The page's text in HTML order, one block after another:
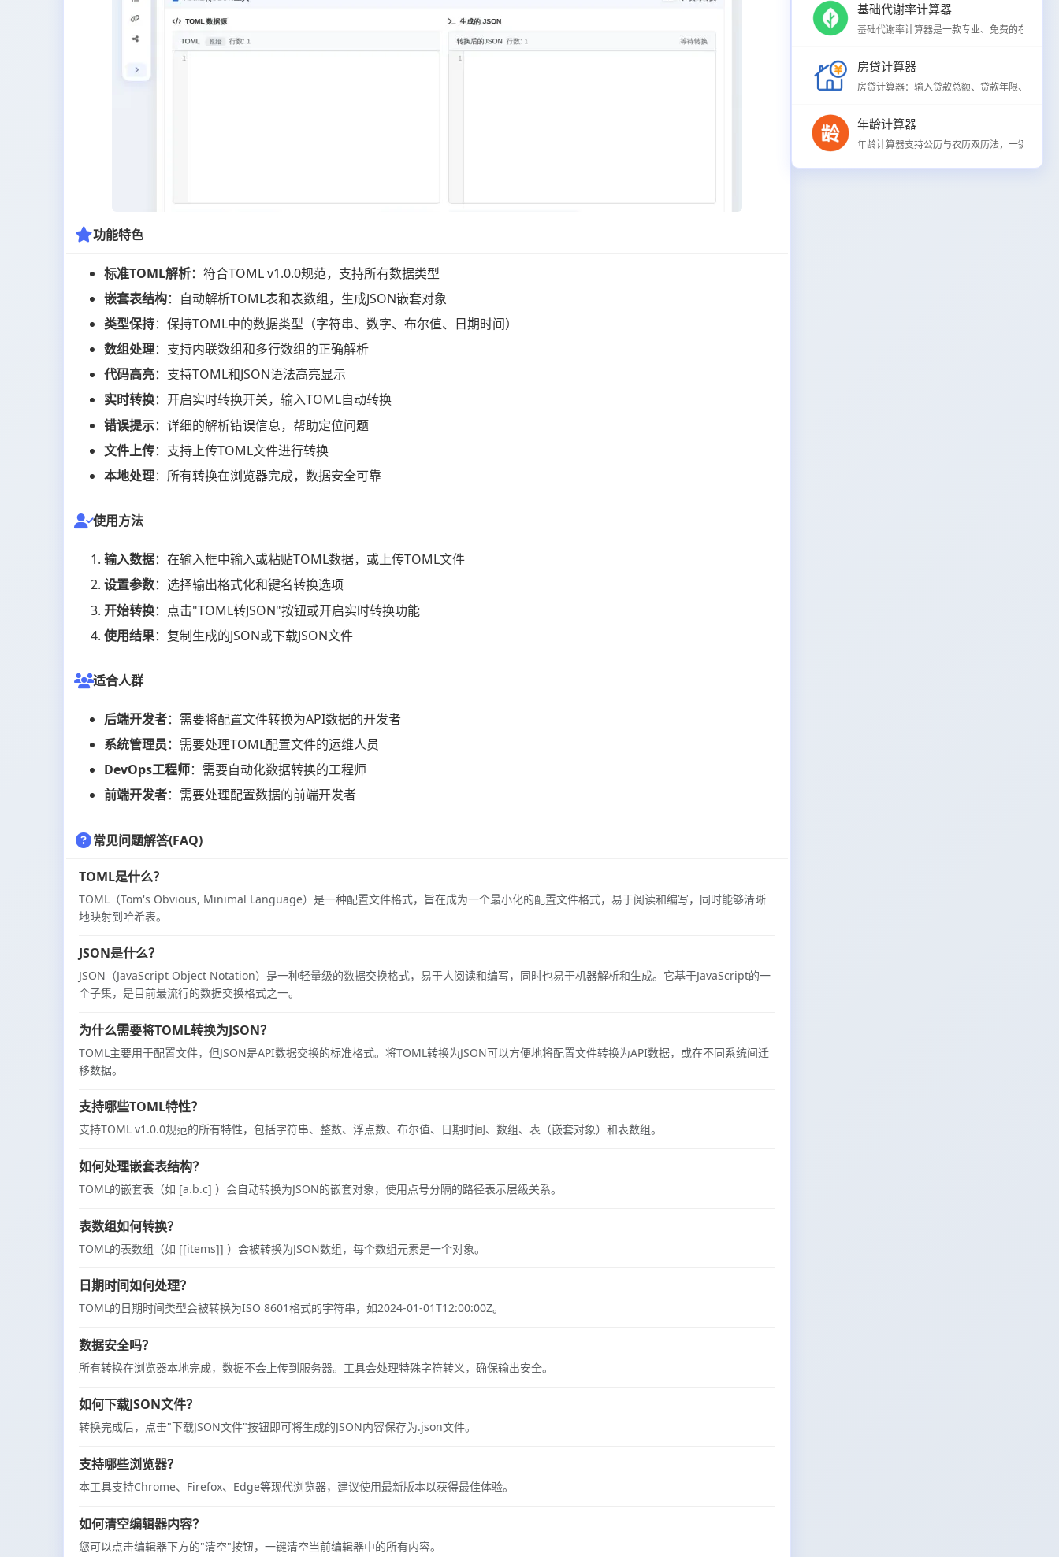
功能特色
标准TOML解析：符合TOML v1.0.0规范，支持所有数据类型
嵌套表结构：自动解析TOML表和表数组，生成JSON嵌套对象
类型保持：保持TOML中的数据类型（字符串、数字、布尔值、日期时间）
数组处理：支持内联数组和多行数组的正确解析
代码高亮：支持TOML和JSON语法高亮显示
实时转换：开启实时转换开关，输入TOML自动转换
错误提示：详细的解析错误信息，帮助定位问题
文件上传：支持上传TOML文件进行转换
本地处理：所有转换在浏览器完成，数据安全可靠
使用方法
输入数据：在输入框中输入或粘贴TOML数据，或上传TOML文件
设置参数：选择输出格式化和键名转换选项
开始转换：点击"TOML转JSON"按钮或开启实时转换功能
使用结果：复制生成的JSON或下载JSON文件
适合人群
后端开发者：需要将配置文件转换为API数据的开发者
系统管理员：需要处理TOML配置文件的运维人员
DevOps工程师：需要自动化数据转换的工程师
前端开发者：需要处理配置数据的前端开发者
常见问题解答(FAQ)
TOML是什么？
TOML（Tom's Obvious, Minimal Language）是一种配置文件格式，旨在成为一个最小化的配置文件格式，易于阅读和编写，同时能够清晰
地映射到哈希表。
JSON是什么？
JSON（JavaScript Object Notation）是一种轻量级的数据交换格式，易于人阅读和编写，同时也易于机器解析和生成。它基于JavaScript的一
个子集，是目前最流行的数据交换格式之一。
为什么需要将TOML转换为JSON？
TOML主要用于配置文件，但JSON是API数据交换的标准格式。将TOML转换为JSON可以方便地将配置文件转换为API数据，或在不同系统间迁
移数据。
支持哪些TOML特性？
支持TOML v1.0.0规范的所有特性，包括字符串、整数、浮点数、布尔值、日期时间、数组、表（嵌套对象）和表数组。
如何处理嵌套表结构？
TOML的嵌套表（如 [a.b.c] ）会自动转换为JSON的嵌套对象，使用点号分隔的路径表示层级关系。
表数组如何转换？
TOML的表数组（如 [[items]] ）会被转换为JSON数组，每个数组元素是一个对象。
日期时间如何处理？
TOML的日期时间类型会被转换为ISO 8601格式的字符串，如2024-01-01T12:00:00Z。
数据安全吗？
所有转换在浏览器本地完成，数据不会上传到服务器。工具会处理特殊字符转义，确保输出安全。
如何下载JSON文件？
转换完成后，点击"下载JSON文件"按钮即可将生成的JSON内容保存为.json文件。
支持哪些浏览器？
本工具支持Chrome、Firefox、Edge等现代浏览器，建议使用最新版本以获得最佳体验。
如何清空编辑器内容？
您可以点击编辑器下方的"清空"按钮，一键清空当前编辑器中的所有内容。
基础代谢率计算器
基础代谢率计算器是一款专业、免费的在线
房贷计算器
房贷计算器：输入贷款总额、贷款年限、年利
年龄计算器
年龄计算器支持公历与农历双历法，一键计算